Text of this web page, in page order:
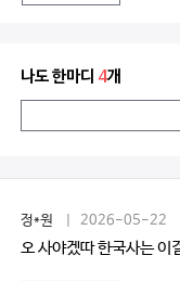
나도 한마디 4개
정*원 | 2026-05-22
오 사야겠따 한국사는 이